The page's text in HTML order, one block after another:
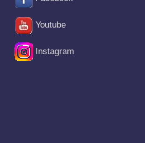
Youtube
Instagram